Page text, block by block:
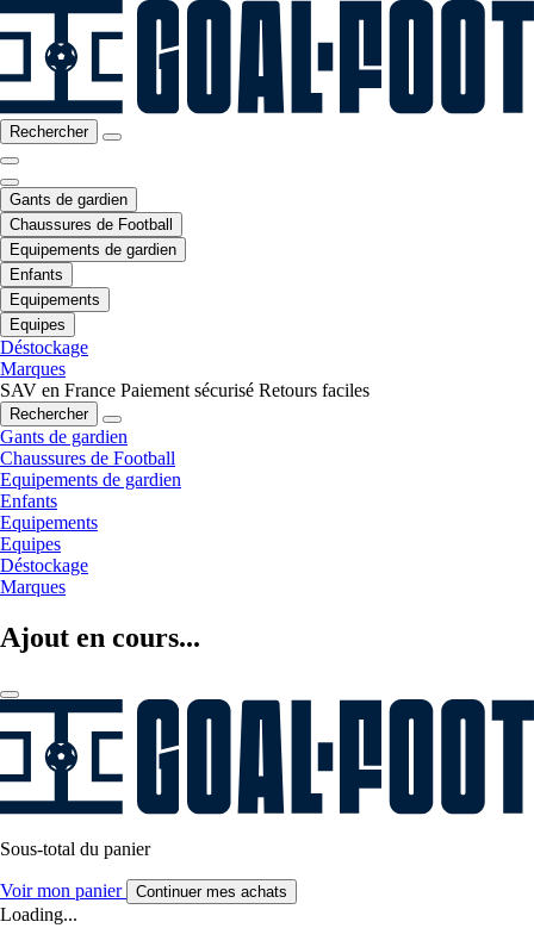
Rechercher
Gants de gardien
Chaussures de Football
Equipements de gardien
Enfants
Equipements
Equipes
Déstockage
Marques
SAV en France Paiement sécurisé Retours faciles
Rechercher
Gants de gardien
Chaussures de Football
Equipements de gardien
Enfants
Equipements
Equipes
Déstockage
Marques
Ajout en cours...
Sous-total du panier
Voir mon panier Continuer mes achats
Loading...